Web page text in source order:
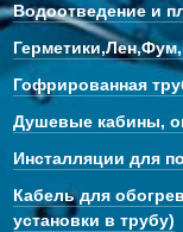
Водоотведение и
Гофрированная
Душевые кабины,
Инсталляции для
Кабель для
установки в трубу)